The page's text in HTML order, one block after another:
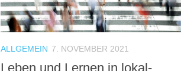
ALLGEMEIN 7. NOVEMBER 2021
Leben und Lernen in lokal-